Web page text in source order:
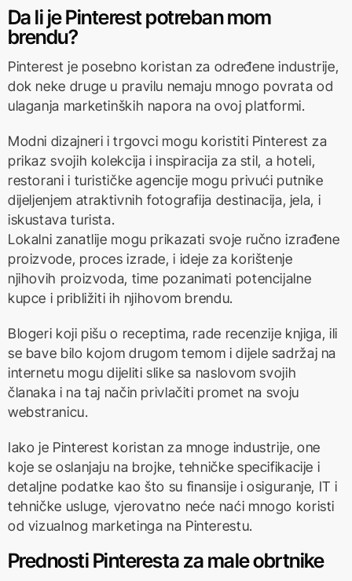
Da li je Pinterest potreban mom
brendu?
Pinterest je posebno koristan za određene industrije,
dok neke druge u pravilu nemaju mnogo povrata od
ulaganja marketinških napora na ovoj platformi.
Modni dizajneri i trgovci mogu koristiti Pinterest za
prikaz svojih kolekcija i inspiracija za stil, a hoteli,
restorani i turističke agencije mogu privući putnike
dijeljenjem atraktivnih fotografija destinacija, jela, i
iskustava turista.
Lokalni zanatlije mogu prikazati svoje ručno izrađene
proizvode, proces izrade, i ideje za korištenje
njihovih proizvoda, time pozanimati potencijalne
kupce i približiti ih njihovom brendu.
Blogeri koji pišu o receptima, rade recenzije knjiga, ili
se bave bilo kojom drugom temom i dijele sadržaj na
internetu mogu dijeliti slike sa naslovom svojih
članaka i na taj način privlačiti promet na svoju
webstranicu.
Iako je Pinterest koristan za mnoge industrije, one
koje se oslanjaju na brojke, tehničke specifikacije i
detaljne podatke kao što su finansije i osiguranje, IT i
tehničke usluge, vjerovatno neće naći mnogo koristi
od vizualnog marketinga na Pinterestu.
Prednosti Pinteresta za male obrtnike